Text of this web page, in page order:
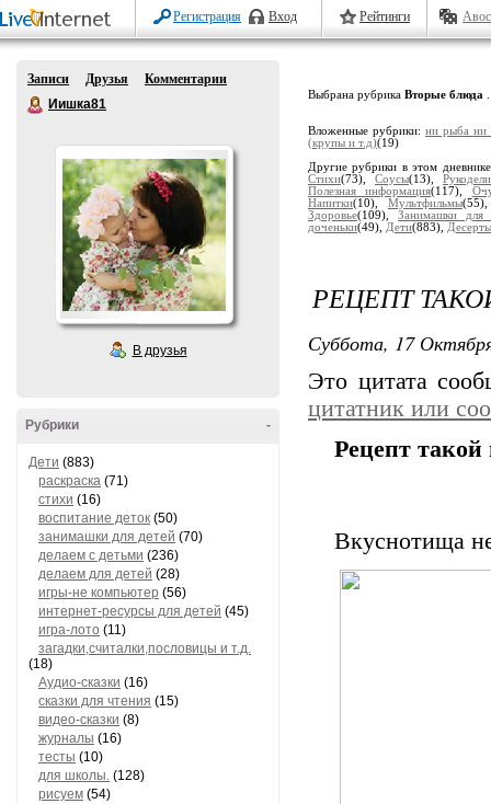
Регистрация Вход Рейтинги
Записи Друзья
Комментарии
Иишка81
В друзья
-
Рубрики
Дети (883)
раскраска (71)
стихи (16)
воспитание деток (50)
занимашки для детей (70)
делаем с детьми (236)
делаем для детей (28)
игры-не компьютер (56)
интернет-ресурсы для детей (45)
игра-лото (11)
загадки,считалки,пословицы и т.д.
(18)
Аудио-сказки (16)
сказки для чтения (15)
видео-сказки (8)
журналы (16)
тесты (10)
для школы. (128)
рисуем (54)
Выбрана рубрика Вторые блюда
Вложенные рубрики: ни рыба ни
(крупы и т.д)(19)
Другие рубрики в этом
Стихи(73), Соусы(13),
Полезная информация(117),
Напитки(10), Мультфильмы
Здоровье(109),Занимашки для
доченьки(49), Дети(883), Десерты
РЕЦЕПТ
Суббота, 17
Это цитата
цитатник или
Рецепт
Вкуснотища